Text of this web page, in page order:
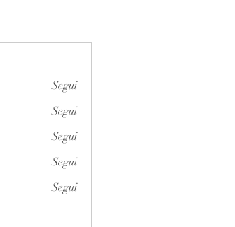
Segui
Segui
Segui
Segui
Segui